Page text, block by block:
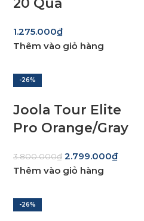
20 Quả
1.275.000₫
Thêm vào giỏ hàng
-26%
Joola Tour Elite
Pro Orange/Gray
3.800.000₫ 2.799.000₫
Thêm vào giỏ hàng
-26%